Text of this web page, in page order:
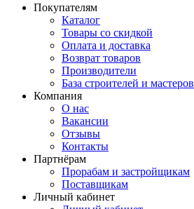
Покупателям
Каталог
Товары со скидкой
Оплата и доставка
Возврат товаров
Производители
База строителей и мастеров
Компания
О нас
Вакансии
Отзывы
Контакты
Партнёрам
Прорабам и застройщикам
Поставщикам
Личный кабинет